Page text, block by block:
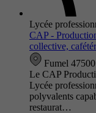
Lycée
CAP -
collective,
Fumel 47500
Le CAP
Lycée
polyvalents
restaurat…